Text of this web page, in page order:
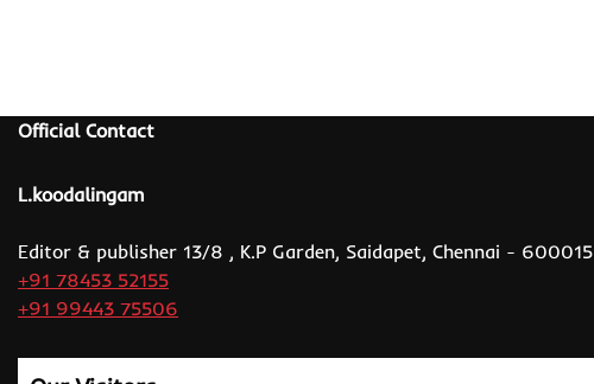
Official Contact
L.koodalingam
Editor & publisher 13/8 , K.P Garden, Saidapet, Chennai - 600015
+91 78453 52155
+91 99443 75506